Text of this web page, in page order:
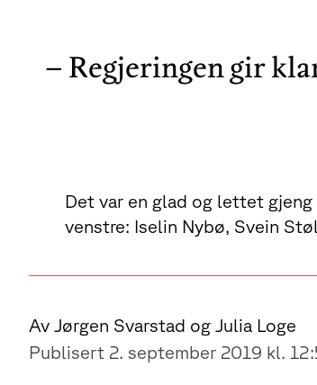
– Regjeringen gir
Det var en glad og lettet
venstre: Iselin Nybø, Svein
Av Jørgen Svarstad og Julia Loge
Publisert 2. september 2019 kl.